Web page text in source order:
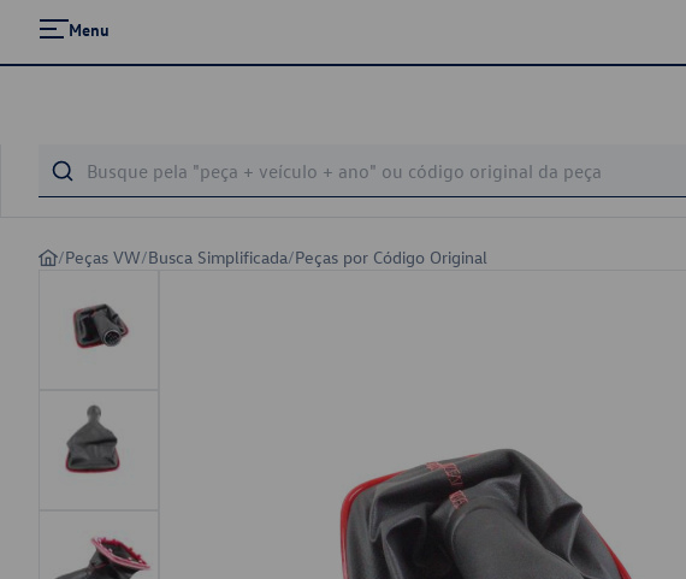
Menu
/Peças VW/Busca Simplificada/Peças por Código Original